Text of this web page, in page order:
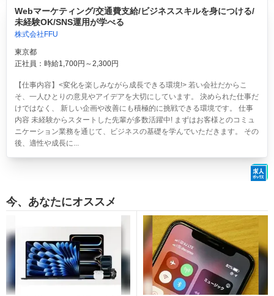
Webマーケティング/交通費支給/ビジネススキルを身につける/
未経験OK/SNS運用が学べる
株式会社FFU
東京都
正社員：時給1,700円～2,300円
【仕事内容】<変化を楽しみながら成長できる環境!> 若い会社だからこ
そ、一人ひとりの意見やアイデアを大切にしています。 決められた仕事だ
けではなく、 新しい企画や改善にも積極的に挑戦できる環境です。 仕事
内容 未経験からスタートした先輩が多数活躍中! まずはお客様とのコミュ
ニケーション業務を通じて、ビジネスの基礎を学んでいただきます。 その
後、適性や成長に...
今、あなたにオススメ